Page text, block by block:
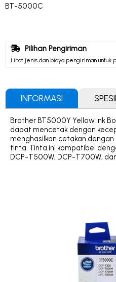
BT-5000C
Pilihan Pengiriman
Lihat jenis dan biaya pengiriman untuk
INFORMASI
Brother BT5000Y Yellow Ink
dapat mencetak dengan
menghasilkan cetakan
tinta. Tinta ini kompatibel
DCP-T500W, DCP-T700W,